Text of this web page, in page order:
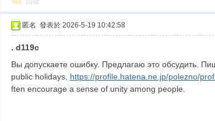
匿名 發表於 2026-5-19 10:42:58
. d119c
Вы допускаете ошибку. Предлагаю это обсудить.
public holidays, https://profile.hatena.ne.jp/polezno/
ften encourage a sense of unity among people.